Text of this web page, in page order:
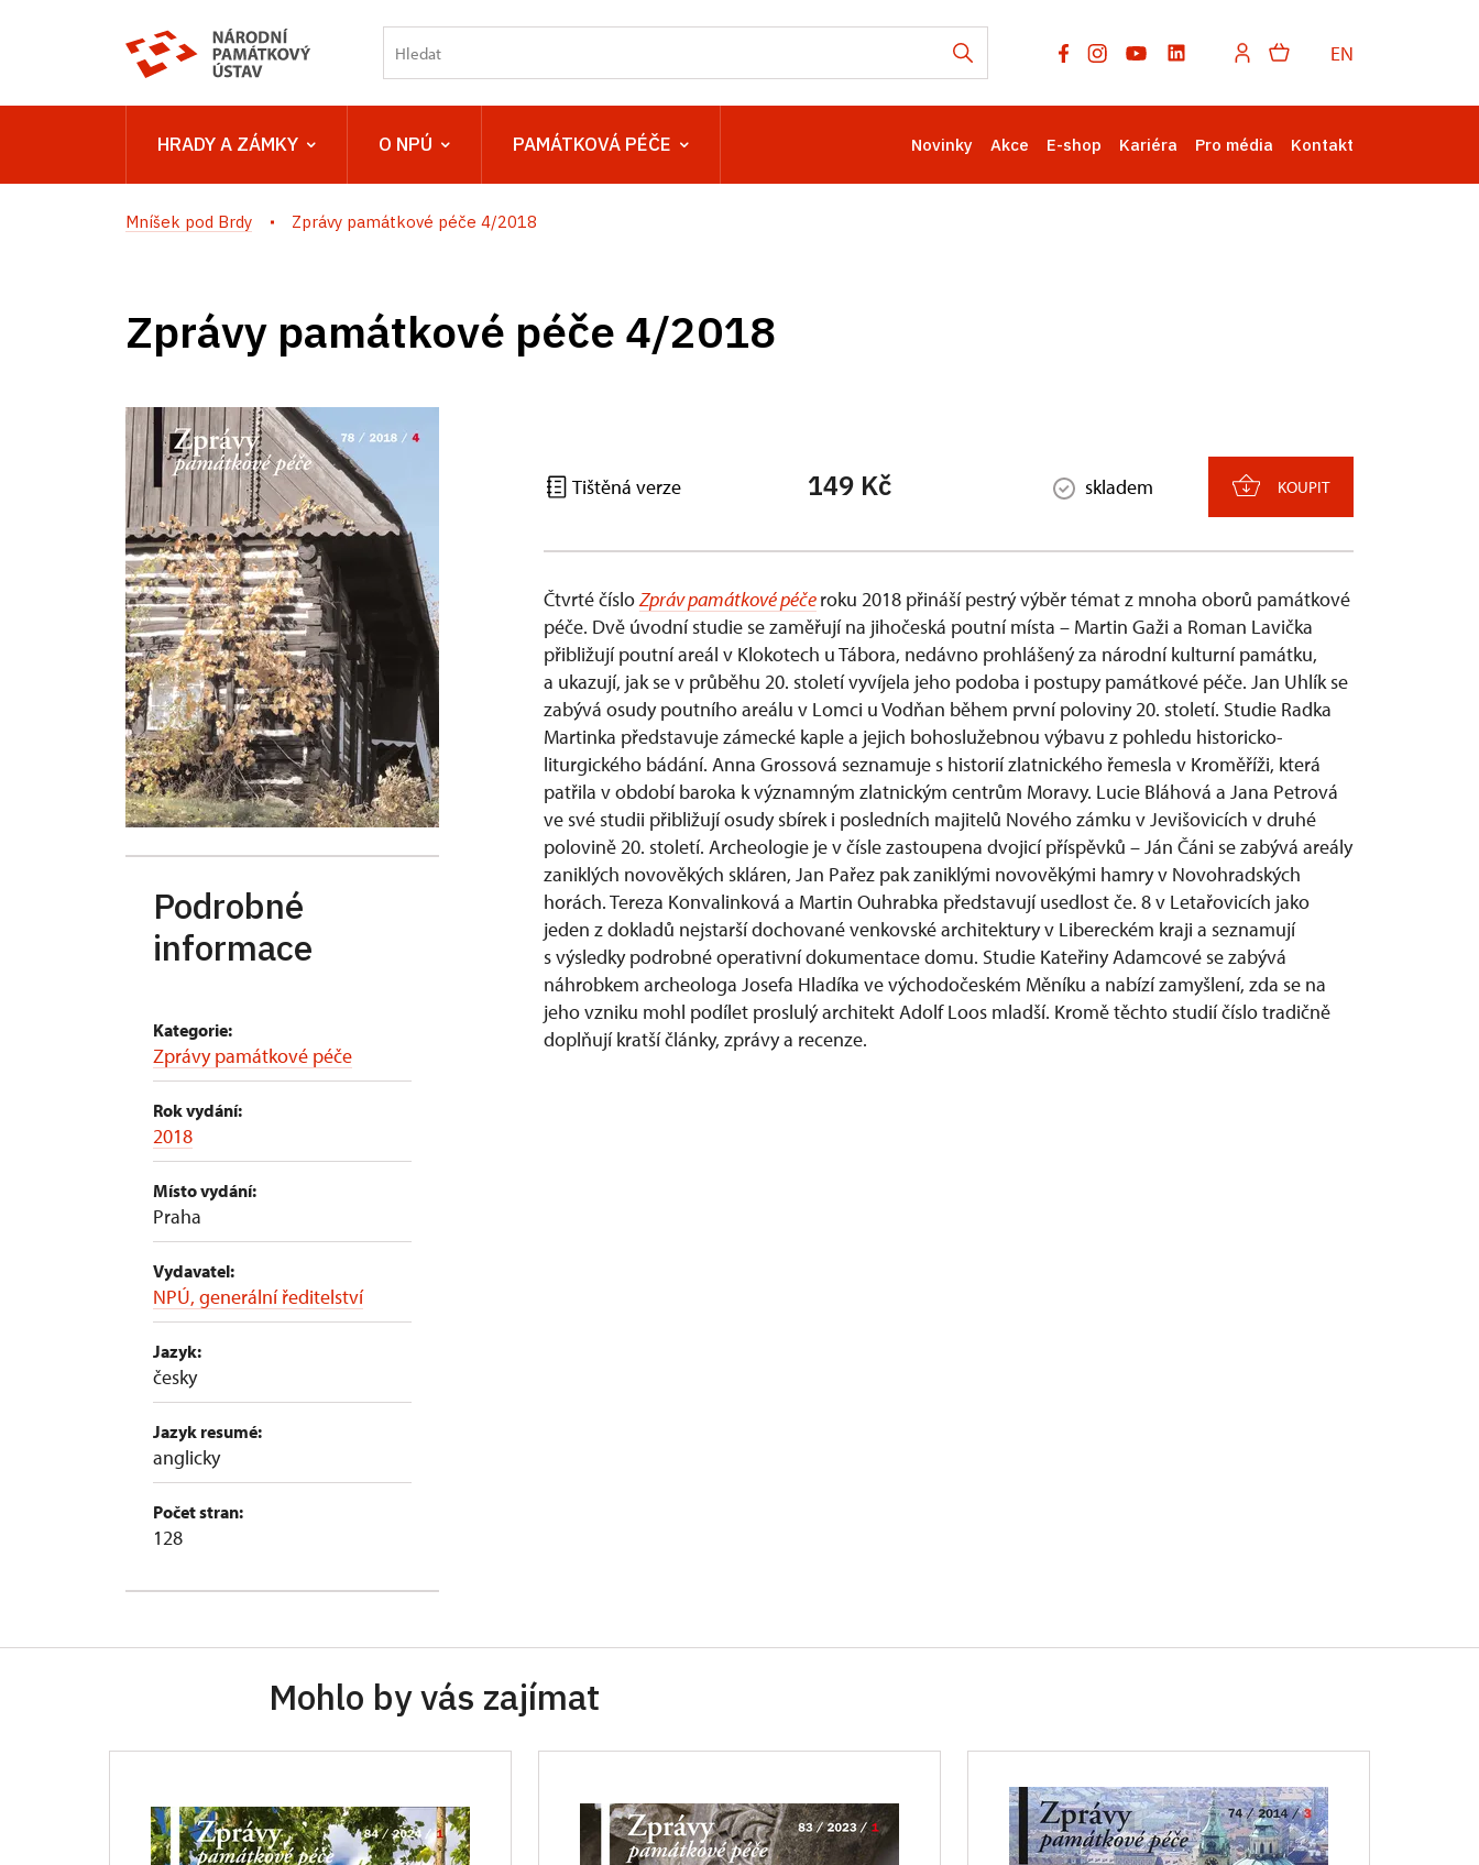
EN
HRADY A ZÁMKY O NPÚ PAMÁTKOVÁ PÉČE Novinky Akce E-shop Kariéra Pro média Kontakt
Mníšek pod Brdy Zprávy památkové péče 4/2018
Zprávy památkové péče 4/2018
Podrobné
informace
Kategorie:
Zprávy památkové péče
Rok vydání:
2018
Místo vydání:
Praha
Vydavatel:
NPÚ, generální ředitelství
Jazyk:
česky
Jazyk resumé:
anglicky
Počet stran:
128
Tištěná verze 149 Kč skladem KOUPIT
Čtvrté čísloZpráv památkové péčeroku 2018 přináší pestrý výběr témat z mnoha oborů památkové
péče. Dvě úvodní studie se zaměřují na jihočeská poutní místa – Martin Gaži a Roman Lavička
přibližují poutní areál v Klokotech u Tábora, nedávno prohlášený za národní kulturní památku,
a ukazují, jak se v průběhu 20. století vyvíjela jeho podoba i postupy památkové péče. Jan Uhlík se
zabývá osudy poutního areálu v Lomci u Vodňan během první poloviny 20. století. Studie Radka
Martinka představuje zámecké kaple a jejich bohoslužebnou výbavu z pohledu historicko-
liturgického bádání. Anna Grossová seznamuje s historií zlatnického řemesla v Kroměříži, která
patřila v období baroka k významným zlatnickým centrům Moravy. Lucie Bláhová a Jana Petrová
ve své studii přibližují osudy sbírek i posledních majitelů Nového zámku v Jevišovicích v druhé
polovině 20. století. Archeologie je v čísle zastoupena dvojicí příspěvků – Ján Čáni se zabývá areály
zaniklých novověkých skláren, Jan Pařez pak zaniklými novověkými hamry v Novohradských
horách. Tereza Konvalinková a Martin Ouhrabka představují usedlost če. 8 v Letařovicích jako
jeden z dokladů nejstarší dochované venkovské architektury v Libereckém kraji a seznamují
s výsledky podrobné operativní dokumentace domu. Studie Kateřiny Adamcové se zabývá
náhrobkem archeologa Josefa Hladíka ve východočeském Měníku a nabízí zamyšlení, zda se na
jeho vzniku mohl podílet proslulý architekt Adolf Loos mladší. Kromě těchto studií číslo tradičně
doplňují kratší články, zprávy a recenze.
Mohlo by vás zajímat